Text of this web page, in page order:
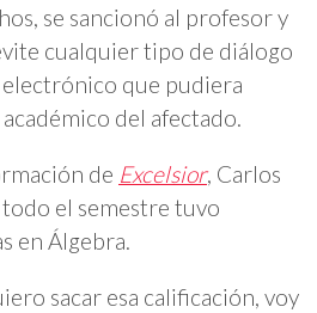
se sancionó al profesor y
cualquier tipo de diálogo
que pudiera
del afectado.
de Excelsior, Carlos
el semestre tuvo
en Álgebra.
sacar esa calificación, voy